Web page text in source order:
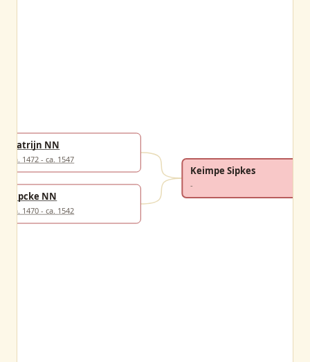
Katrijn NN
ca. 1472 - ca. 1547
Sipcke NN
ca. 1470 - ca. 1542
Keimpe Sipkes
-